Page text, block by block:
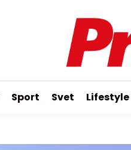
Sport Svet Lifestyle